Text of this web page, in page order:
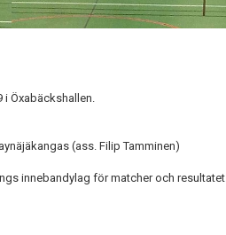
Öxabäckshallen.
(ass. Filip Tamminen)
innebandylag för matcher och resultatet.